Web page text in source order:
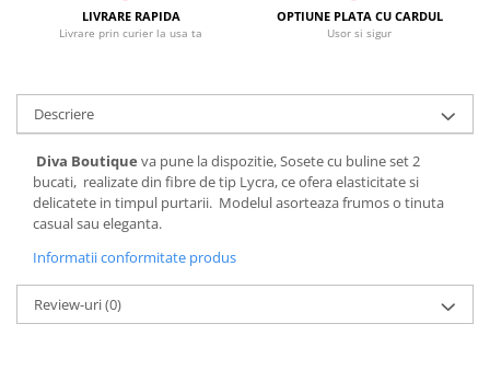
LIVRARE RAPIDA
Livrare prin curier la usa ta
OPTIUNE PLATA CU CARDUL
Usor si sigur
Descriere
Diva Boutique va pune la dispozitie, Sosete cu buline set 2
bucati, realizate din fibre de tip Lycra, ce ofera elasticitate si
delicatete in timpul purtarii. Modelul asorteaza frumos o tinuta
casual sau eleganta.
Informatii conformitate produs
Review-uri(0)